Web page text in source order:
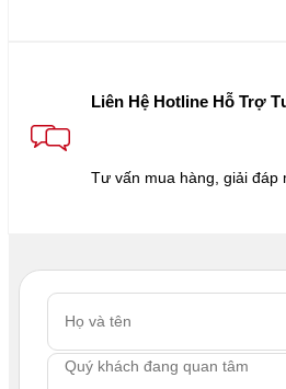
Liên Hệ Hotline Hỗ Trợ
Tư vấn mua hàng, giải đáp